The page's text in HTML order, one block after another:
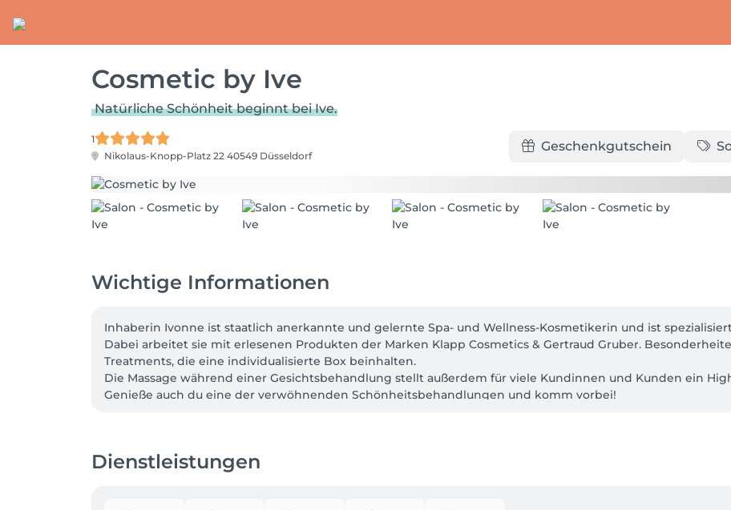
Cosmetic by Ive
Natürliche Schönheit beginnt bei Ive.
1
Nikolaus-Knopp-Platz 22 40549 Düsseldorf
Geschenkgutschein
Wichtige Informationen
Inhaberin Ivonne ist staatlich anerkannte und gelernte Spa- und Wellness-Kosmetikerin und ist
Dabei arbeitet sie mit erlesenen Produkten der Marken Klapp Cosmetics & Gertraud Gruber.
Treatments, die eine individualisierte Box beinhalten.
Die Massage während einer Gesichtsbehandlung stellt außerdem für viele Kundinnen und Kunden ein
Genieße auch du eine der verwöhnenden Schönheitsbehandlungen und komm vorbei!
Dienstleistungen